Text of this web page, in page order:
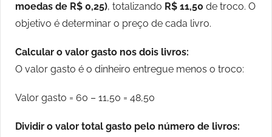
moedas de R$ 0,25), totalizando R$ 11,50 de troco. O
objetivo é determinar o preço de cada livro.
Calcular o valor gasto nos dois livros:
O valor gasto é o dinheiro entregue menos o troco:
Valor gasto = 60 – 11,50 = 48,50
Dividir o valor total gasto pelo número de livros: